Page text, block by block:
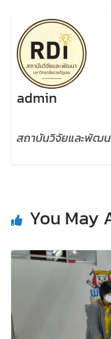
admin
สถาบันวิจัยและพัฒน
You May